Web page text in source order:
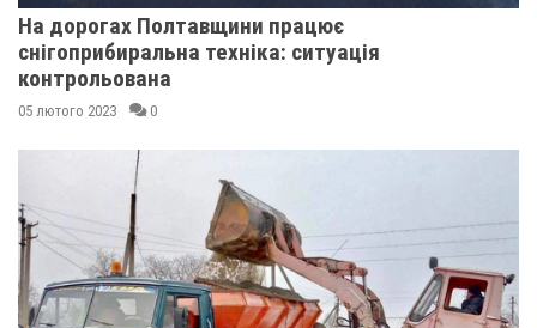
На дорогах Полтавщини працює
снігоприбиральна техніка: ситуація
контрольована
05 лютого 2023 0